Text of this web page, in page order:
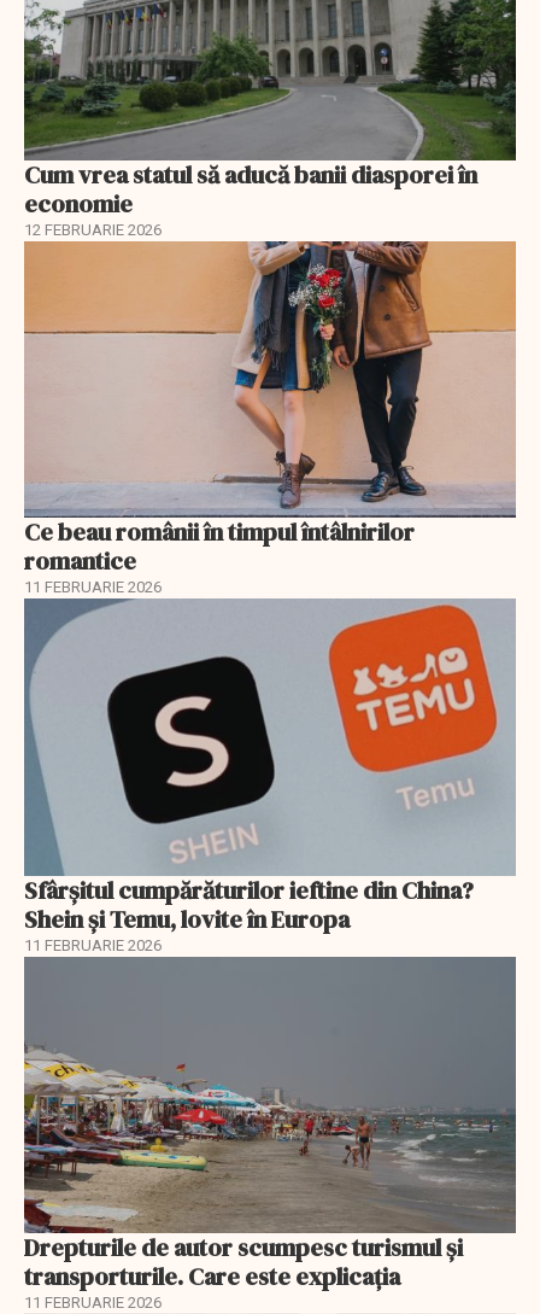
Cum vrea statul să aducă banii diasporei în
economie
12 FEBRUARIE 2026
Ce beau românii în timpul întâlnirilor
romantice
11 FEBRUARIE 2026
Sfârșitul cumpărăturilor ieftine din China?
Shein și Temu, lovite în Europa
11 FEBRUARIE 2026
Drepturile de autor scumpesc turismul și
transporturile. Care este explicația
11 FEBRUARIE 2026